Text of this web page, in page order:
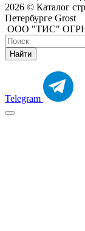
2026 © Каталог
Петербурге Grost
ООО "ТИС" ОГРН
Найти
Telegram